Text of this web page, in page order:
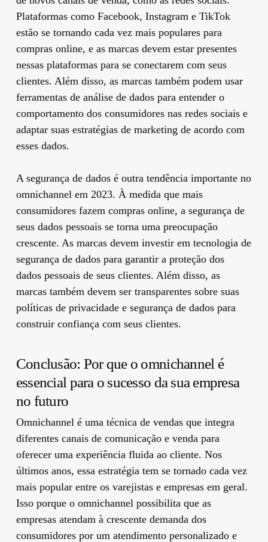
Plataformas como Facebook, Instagram e TikTok
estão se tornando cada vez mais populares para
compras online, e as marcas devem estar presentes
nessas plataformas para se conectarem com seus
clientes. Além disso, as marcas também podem usar
ferramentas de análise de dados para entender o
comportamento dos consumidores nas redes sociais e
adaptar suas estratégias de marketing de acordo com
esses dados.
A segurança de dados é outra tendência importante no
omnichannel em 2023. À medida que mais
consumidores fazem compras online, a segurança de
seus dados pessoais se torna uma preocupação
crescente. As marcas devem investir em tecnologia de
segurança de dados para garantir a proteção dos
dados pessoais de seus clientes. Além disso, as
marcas também devem ser transparentes sobre suas
políticas de privacidade e segurança de dados para
construir confiança com seus clientes.
Conclusão: Por que o omnichannel é
essencial para o sucesso da sua empresa
no futuro
Omnichannel é uma técnica de vendas que integra
diferentes canais de comunicação e venda para
oferecer uma experiência fluida ao cliente. Nos
últimos anos, essa estratégia tem se tornado cada vez
mais popular entre os varejistas e empresas em geral.
Isso porque o omnichannel possibilita que as
empresas atendam à crescente demanda dos
consumidores por um atendimento personalizado e